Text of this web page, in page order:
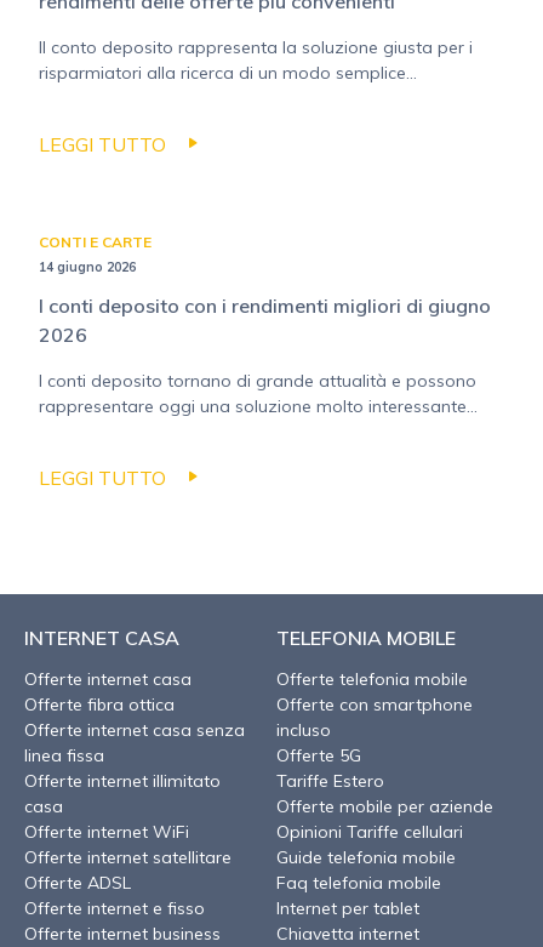
Il conto deposito rappresenta la soluzione giusta per i
risparmiatori alla ricerca di un modo semplice...
LEGGI TUTTO
CONTI E CARTE
14 giugno 2026
I conti deposito con i rendimenti migliori di giugno
2026
I conti deposito tornano di grande attualità e possono
rappresentare oggi una soluzione molto interessante...
LEGGI TUTTO
INTERNET CASA
Offerte internet casa
Offerte fibra ottica
Offerte internet casa senza
linea fissa
Offerte internet illimitato
casa
Offerte internet WiFi
Offerte internet satellitare
Offerte ADSL
Offerte internet e fisso
Offerte internet business
TELEFONIA MOBILE
Offerte telefonia mobile
Offerte con smartphone
incluso
Offerte 5G
Tariffe Estero
Offerte mobile per aziende
Opinioni Tariffe cellulari
Guide telefonia mobile
Faq telefonia mobile
Internet per tablet
Chiavetta internet